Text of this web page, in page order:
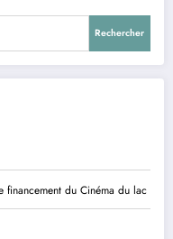
Rechercher
financement du Cinéma du lac